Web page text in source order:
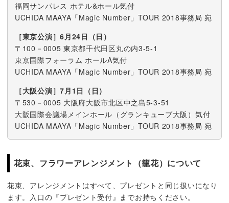
福岡サンパレス ホテル&ホール気付
UCHIDA MAAYA「Magic Number」TOUR 2018事務局 宛
［東京公演］6月24日（日）
〒100－0005 東京都千代田区丸の内3-5-1
東京国際フォーラム ホールA気付
UCHIDA MAAYA「Magic Number」TOUR 2018事務局 宛
［大阪公演］7月1日（日）
〒530－0005 大阪府大阪市北区中之島5-3-51
大阪国際会議場メインホール（グランキューブ大阪）気付
UCHIDA MAAYA「Magic Number」TOUR 2018事務局 宛
花束、フラワーアレンジメント（籠花）について
花束、アレンジメントはすべて、プレゼントと同じ扱いになり
ます。入口の『プレゼント受付』までお持ちください。